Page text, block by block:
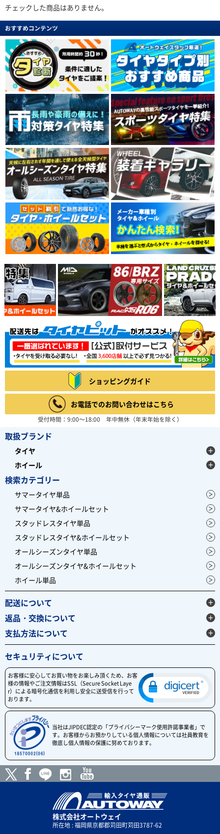
チェックした商品はありません。
おすすめコンテンツ
ショッピングガイド
お電話でのお問い合わせはこちら
受付時間：9:00～18:00 年中無休（年末年始を除く）
取扱ブランド
タイヤ
ホイール
検索カテゴリー
サマータイヤ単品
サマータイヤ&ホイールセット
スタッドレスタイヤ単品
スタッドレスタイヤ&ホイールセット
オールシーズンタイヤ単品
オールシーズンタイヤ&ホイールセット
ホイール単品
配送について
返品・交換について
支払方法について
セキュリティについて
お客様に安心してお買い物をお楽しみ頂くため、お客
様の情報やご注文情報はSSL（Secure Socket Laye
r）による暗号化通信を利用し安全に送受信を行って
おります。
当社はJIPDEC認定の「プライバシーマーク使用許諾事業者」で
す。お客様からお預かりしている個人情報については社員教育を
徹底し個人情報の保護に努めております。
株式会社オートウェイ
所在地 : 福岡県京都郡苅田町苅田3787-62